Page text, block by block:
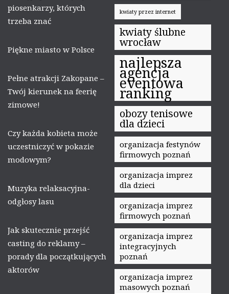
piosenkarzy, których
trzeba znać
Piękne miasto w Polsce
Pełne atrakcji Zakopane –
Twój kierunek na feerię
zimowe!
Czy każda kobieta może
uczestniczyć w pokazie
modowym?
Muzyka relaksacyjna-
odgłosy lasu
Jak skutecznie przejść
casting do reklamy –
porady dla początkujących
aktorów
kwiaty przez internet
kwiaty ślubne
wrocław
najlepsza
agencja
eventowa
ranking
obozy tenisowe
dla dzieci
organizacja festynów
firmowych poznań
organizacja imprez
dla dzieci
organizacja imprez
firmowych poznań
organizacja imprez
integracyjnych
poznań
organizacja imprez
masowych poznań